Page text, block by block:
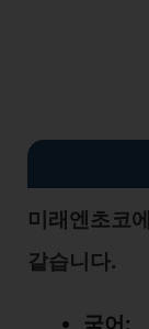
미래엔초코
같습니다.